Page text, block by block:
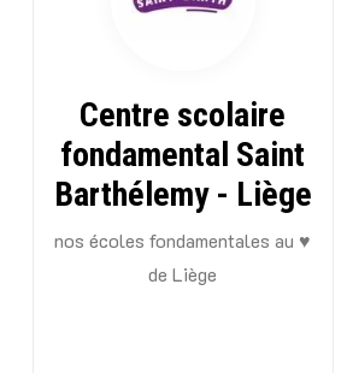
Centre scolaire
fondamental Saint
Barthélemy - Liège
nos écoles fondamentales au ♥
de Liège